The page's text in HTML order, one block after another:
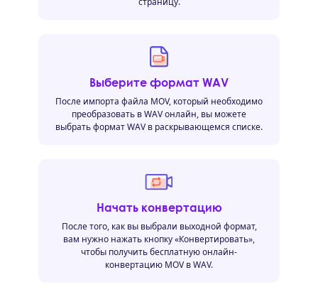
Выберите формат WAV
После импорта файла MOV, который необходимо
преобразовать в WAV онлайн, вы можете
выбрать формат WAV в раскрывающемся списке.
Начать конвертацию
После того, как вы выбрали выходной формат,
вам нужно нажать кнопку «Конвертировать»,
чтобы получить бесплатную онлайн-
конвертацию MOV в WAV.